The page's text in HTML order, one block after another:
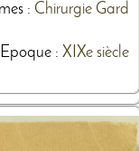
: Chirurgie Gard
Epoque : XIXe siècle